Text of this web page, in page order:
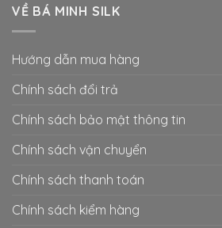
VỀ BÁ MINH SILK
Hướng dẫn mua hàng
Chính sách đổi trả
Chính sách bảo mật thông tin
Chính sách vận chuyển
Chính sách thanh toán
Chính sách kiểm hàng